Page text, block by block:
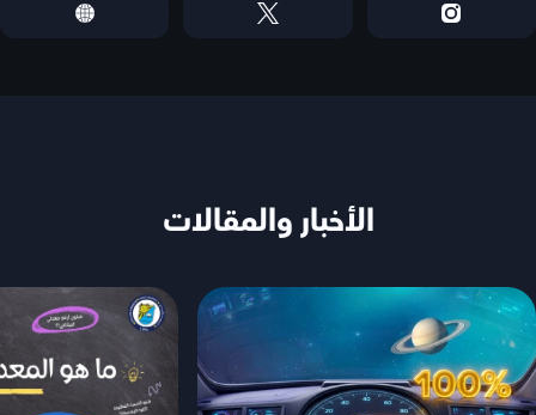
الأخبار والمقالات